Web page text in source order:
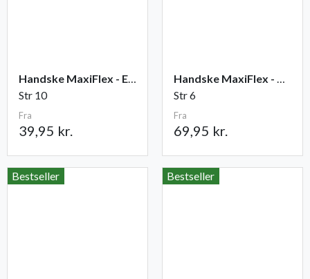
Handske MaxiFlex - Elite
Str 10
Fra
39,95 kr.
Handske MaxiFlex - Cut
Str 6
Fra
69,95 kr.
Bestseller Bestseller